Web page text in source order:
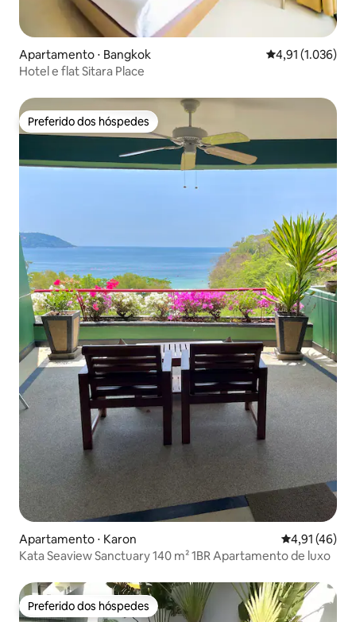
Apartamento ⋅ Bangkok 4,91 de uma
4,91 (1.036)
Hotel e flat Sitara Place
Preferido dos hóspedes
Preferido dos hóspedes
Apartamento ⋅ Karon 4,91 de uma
4,91 (46)
Kata Seaview Sanctuary 140 m² 1BR Apartamento de luxo
Preferido dos hóspedes
Preferido dos hóspedes